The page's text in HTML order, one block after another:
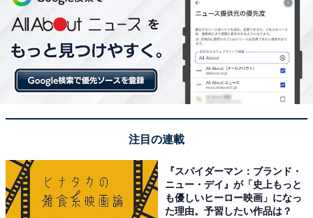
ています。5人の女の子たちは、1人ひとり異なる文化や
民族性を表現。
注目の連載
『スパイダーマン：ブランド・
ニュー・デイ』が「史上もっと
も優しいヒーロー映画」になっ
た理由。予習したい作品は？